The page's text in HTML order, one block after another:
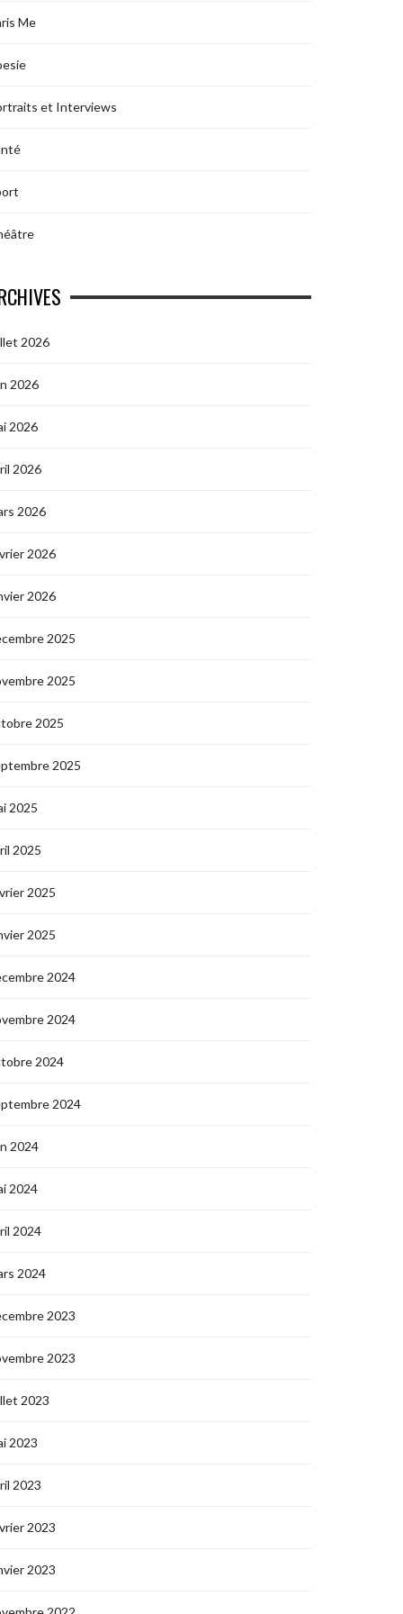
Me
et Interviews
2026
2026
2026
2026
2026
2026
2026
2025
2025
2025
2025
2025
2025
2025
2025
2024
2024
2024
2024
2024
2024
2024
2024
2023
2023
2023
2023
2023
2023
2023